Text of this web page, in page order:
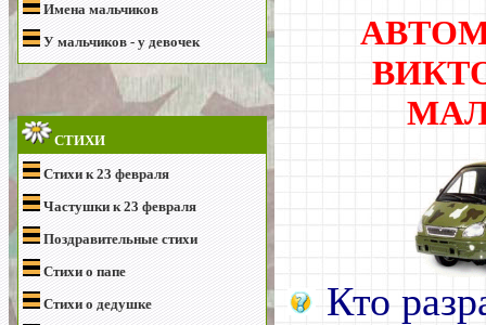
Имена мальчиков
У мальчиков - у девочек
СТИХИ
Стихи к 23 февраля
Частушки к 23 февраля
Поздравительные стихи
Стихи о папе
Стихи о дедушке
Кто